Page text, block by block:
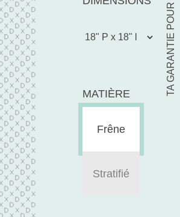
TA GARANTIE POUR UNE
MATIÈRE
Frêne
Stratifié